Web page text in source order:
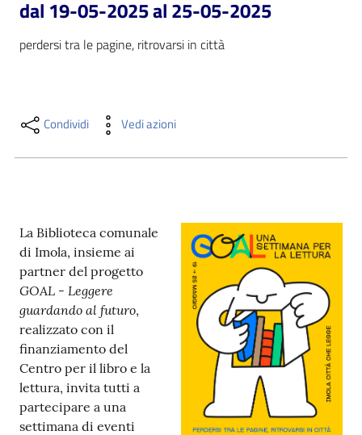
Scopri
Casa
Piani
Archivio
storico
Decentrate
dal 19-05-2025 al 25-05-2025
perdersi tra le pagine, ritrovarsi in città
Condividi Vedi azioni
La Biblioteca comunale
di Imola, insieme ai
partner del progetto
GOAL - Leggere
guardando al futuro,
realizzato con il
finanziamento del
Centro per il libro e la
lettura, invita tutti a
partecipare a una
settimana di eventi